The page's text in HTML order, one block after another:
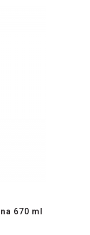
670 ml